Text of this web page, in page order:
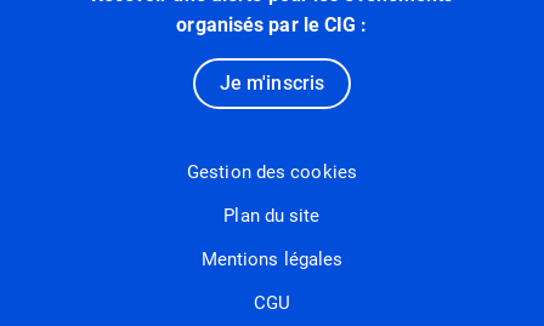
organisés par le CIG :
Je m'inscris
Gestion des cookies
Plan du site
Mentions légales
CGU